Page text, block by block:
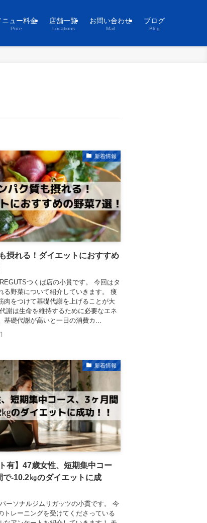
ニュー料金
Price
店舗一覧
Locations
お問い合わせ
Mail
ブログ
Blog
新着情報
摂れる！ダイエットにおすすめ
つくば店の小貫です。 今回はタ
る野菜について紹介していきます。 痩
肉をつけて基礎代謝を上げることが大
謝は生命を維持するために必要なエネ
基礎代謝が高いと一日の消費カ...
新着情報
有】47歳女性、短期集中コー
で-10.2㎏のダイエットに成
ーソナルジムリガッツの小貫です。 今
トレーニングを受けてくださっている